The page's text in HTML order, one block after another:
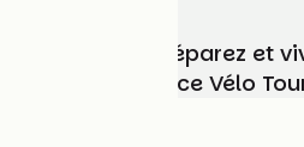
Choisissez, préparez et
vélo avec France Vélo